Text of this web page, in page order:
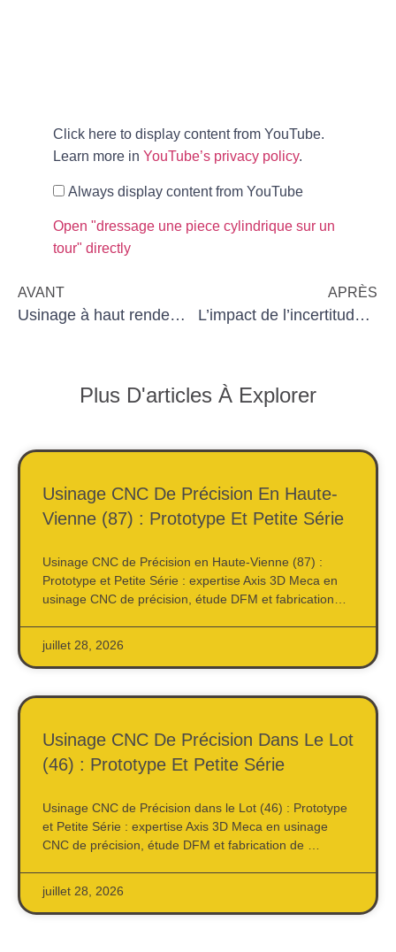
Click here to display content from YouTube.
Learn more in YouTube’s privacy policy.
Always display content from YouTube
Open "dressage une piece cylindrique sur un
tour" directly
AVANT
Usinage à haut rendement
APRÈS
L’impact de l’incertitude sur les TPE industrielles en 2025
Plus D'articles À Explorer
Usinage CNC De Précision En Haute-
Vienne (87) : Prototype Et Petite Série
Usinage CNC de Précision en Haute-Vienne (87) :
Prototype et Petite Série : expertise Axis 3D Meca en
usinage CNC de précision, étude DFM et fabrication…
juillet 28, 2026
Usinage CNC De Précision Dans Le Lot
(46) : Prototype Et Petite Série
Usinage CNC de Précision dans le Lot (46) : Prototype
et Petite Série : expertise Axis 3D Meca en usinage
CNC de précision, étude DFM et fabrication de …
juillet 28, 2026